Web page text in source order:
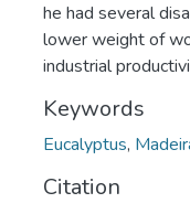
he had several
lower weight of
industrial
Keywords
Eucalyptus,
Citation